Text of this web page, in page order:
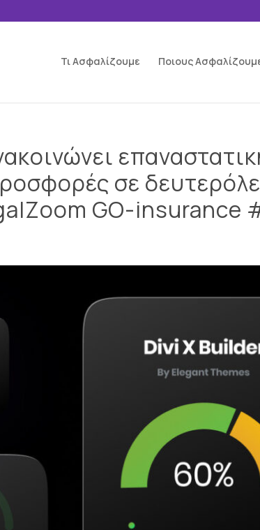
Τι Ασφαλίζουμε Ποιους
σε
GO-insurance